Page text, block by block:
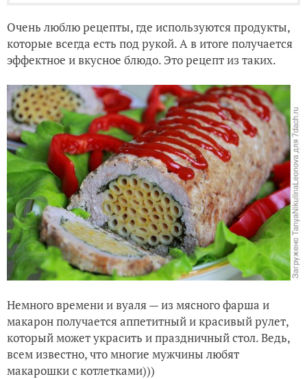
Очень люблю рецепты, где используются продукты,
которые всегда есть под рукой. А в итоге получается
эффектное и вкусное блюдо. Это рецепт из таких.
Немного времени и вуаля — из мясного фарша и
макарон получается аппетитный и красивый рулет,
который может украсить и праздничный стол. Ведь,
всем известно, что многие мужчины любят
макарошки с котлетками)))